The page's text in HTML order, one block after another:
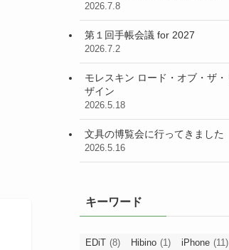
2026.7.8
第１回手帳会議 for 2027
2026.7.2
モレスキン ロード・オブ・ザ
ザイン
2026.5.18
文具の博覧会に行ってきました
2026.5.16
キーワード
EDiT (8) Hibino (1) iPhone (11)